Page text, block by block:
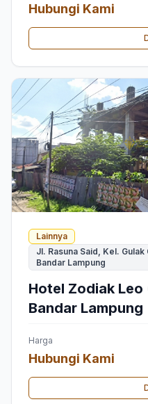
Hubungi Kami
Lainnya
Jl. Rasuna Said, Kel.
Bandar Lampung
Hotel Zodiak
Bandar Lampung
Harga
Hubungi Kami